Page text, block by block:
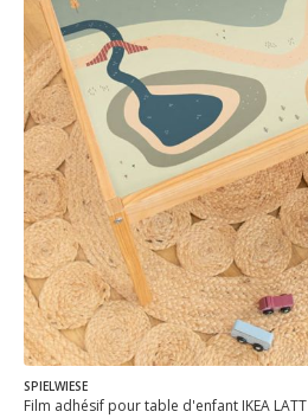
SPIELWIESE
Film adhésif pour table d'enfant IKEA LÄTT